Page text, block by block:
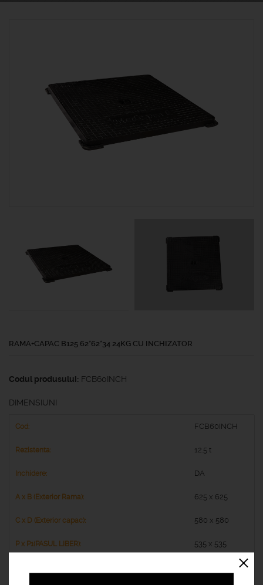
RAMA+CAPAC B125 62*62*34 24KG CU INCHIZATOR
Codul produsului: FCB60INCH
DIMENSIUNI
FCB60INCH
12.5 t
DA
625 x 625
580 x 580
535 x 535